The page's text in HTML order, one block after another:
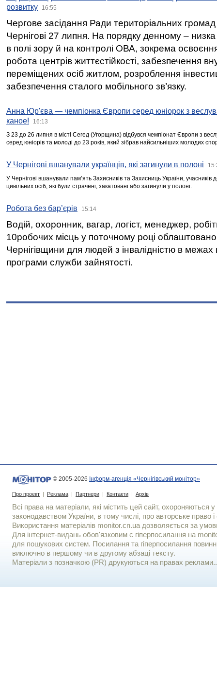
розвитку
16:55
Чергове засідання Ради територіальних громад
Чернігові 27 липня. На порядку денному –
в полі зору й на контролі ОВА, зокрема освоєння
робота центрів життєстійкості, забезпечення
переміщених осіб житлом, розроблення
забезпечення сталого мобільного зв’язку.
Анна Юр'єва — чемпіонка Європи серед юніорок з
каное!
16:13
З 23 до 26 липня в місті Сегед (Угорщина) відбувся чемпіонат Європи з
серед юніорів та молоді до 23 років, який зібрав найсильніших молодих
У Чернігові вшанували українців, які загинули в полоні
У Чернігові вшанували пам’ять Захисників та Захисниць України,
цивільних осіб, які були страчені, закатовані або загинули у полоні.
Робота без бар’єрів 15:14
Водій, охоронник, вагар, логіст, менеджер,
10робочих місць у поточному році
Чернігівщини для людей з інвалідністю в межах
програми служби зайнятості.
© 2005-2026 Інформ-агенція «Чернігівський монітор»
Про проект | Реклама | Партнери | Контакти | Архів
Всі права на матеріали, які містить цей сайт, охороняються у
законодавством України, в тому числі, про авторське право і
Використання матерiалiв monitor.cn.ua дозволяється за
Для iнтернет-видань обов'язковим є гiперпосилання на
для пошукових систем. Посилання та гіперпосилання
виключно в першому чи в другому абзаці тексту.
Матеріали з позначкою (PR) друкуються на правах реклами..